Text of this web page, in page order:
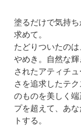
塗るだけで気持
求めて。
たどりついたの
やめき。自然な
されたアティチ
さを追求したテ
のものを美しく
プを超えて、あ
トする。